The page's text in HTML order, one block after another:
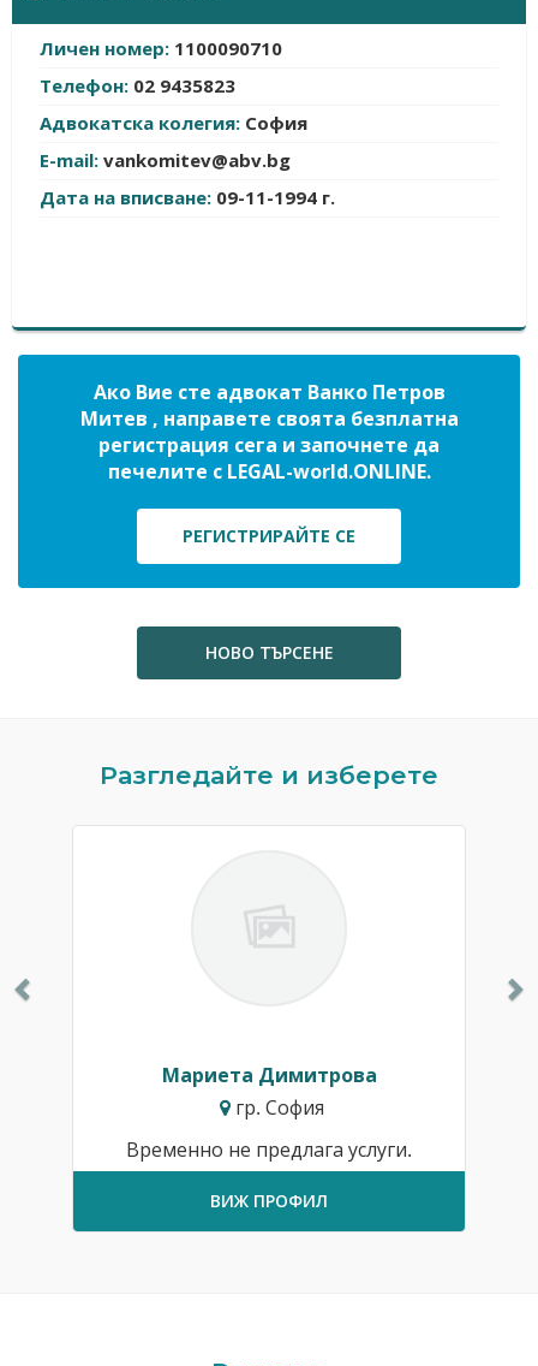
Личен номер: 1100090710
Телефон: 02 9435823
Адвокатска колегия: София
E-mail: vankomitev@abv.bg
Дата на вписване: 09-11-1994 г.
Ако Вие сте адвокат Ванко Петров
Митев , направете своята безплатна
регистрация сега и започнете да
печелите с LEGAL-world.ONLINE.
РЕГИСТРИРАЙТЕ СЕ
НОВО ТЪРСЕНЕ
Разгледайте и изберете
Мариета Димитрова
гр. София
Временно не предлага услуги.
ВИЖ ПРОФИЛ